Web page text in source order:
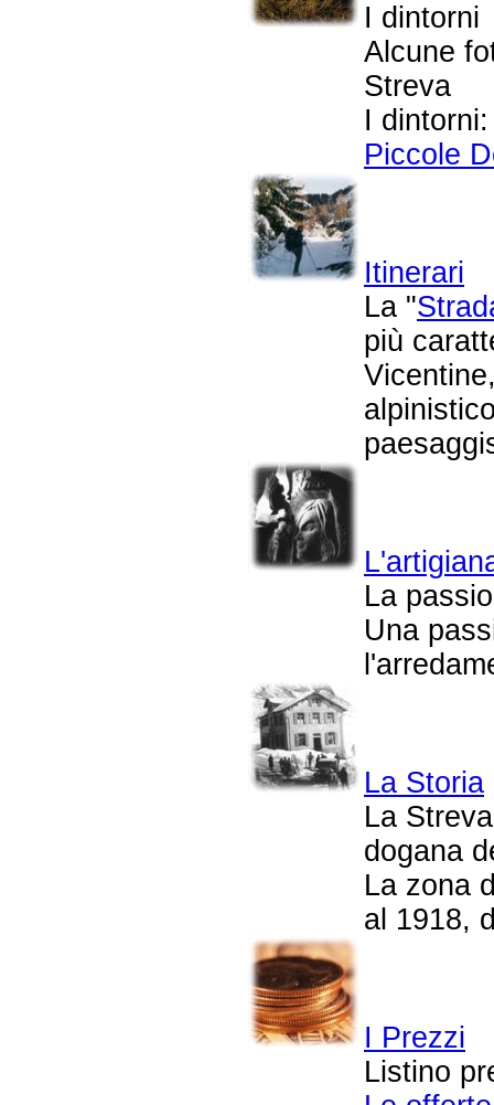
I dintorni
Alcune
Streva
I
Piccole
Itinerari
La "
più
La
Una
La Storia
La
dogana
La zona
al 1918,
I Prezzi
Listino